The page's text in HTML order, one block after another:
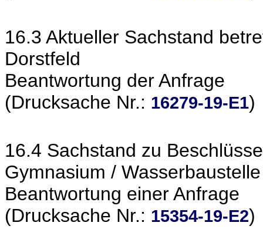
16.3 Aktueller Sachstand
Dorstfeld
Beantwortung der Anfrage
(Drucksache Nr.: 16279-19-E1)
16.4 Sachstand zu
Gymnasium /
Beantwortung einer Anfrage
(Drucksache Nr.: 15354-19-E2)